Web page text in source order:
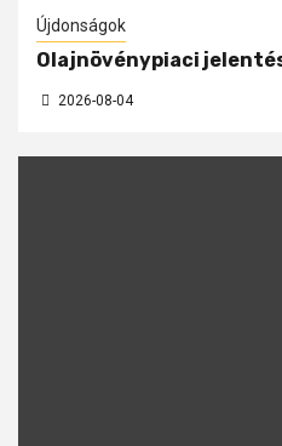
Újdonságok
Olajnövénypiaci
2026-08-04